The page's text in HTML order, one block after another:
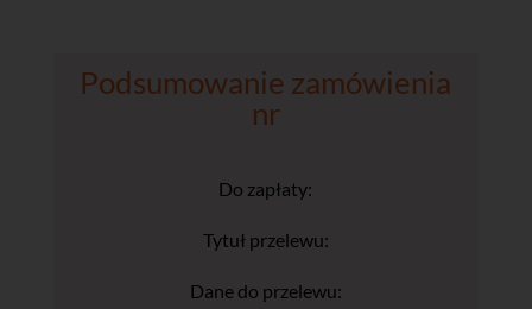
Podsumowanie zamówienia
nr
Do zapłaty:
Tytuł przelewu:
Dane do przelewu: